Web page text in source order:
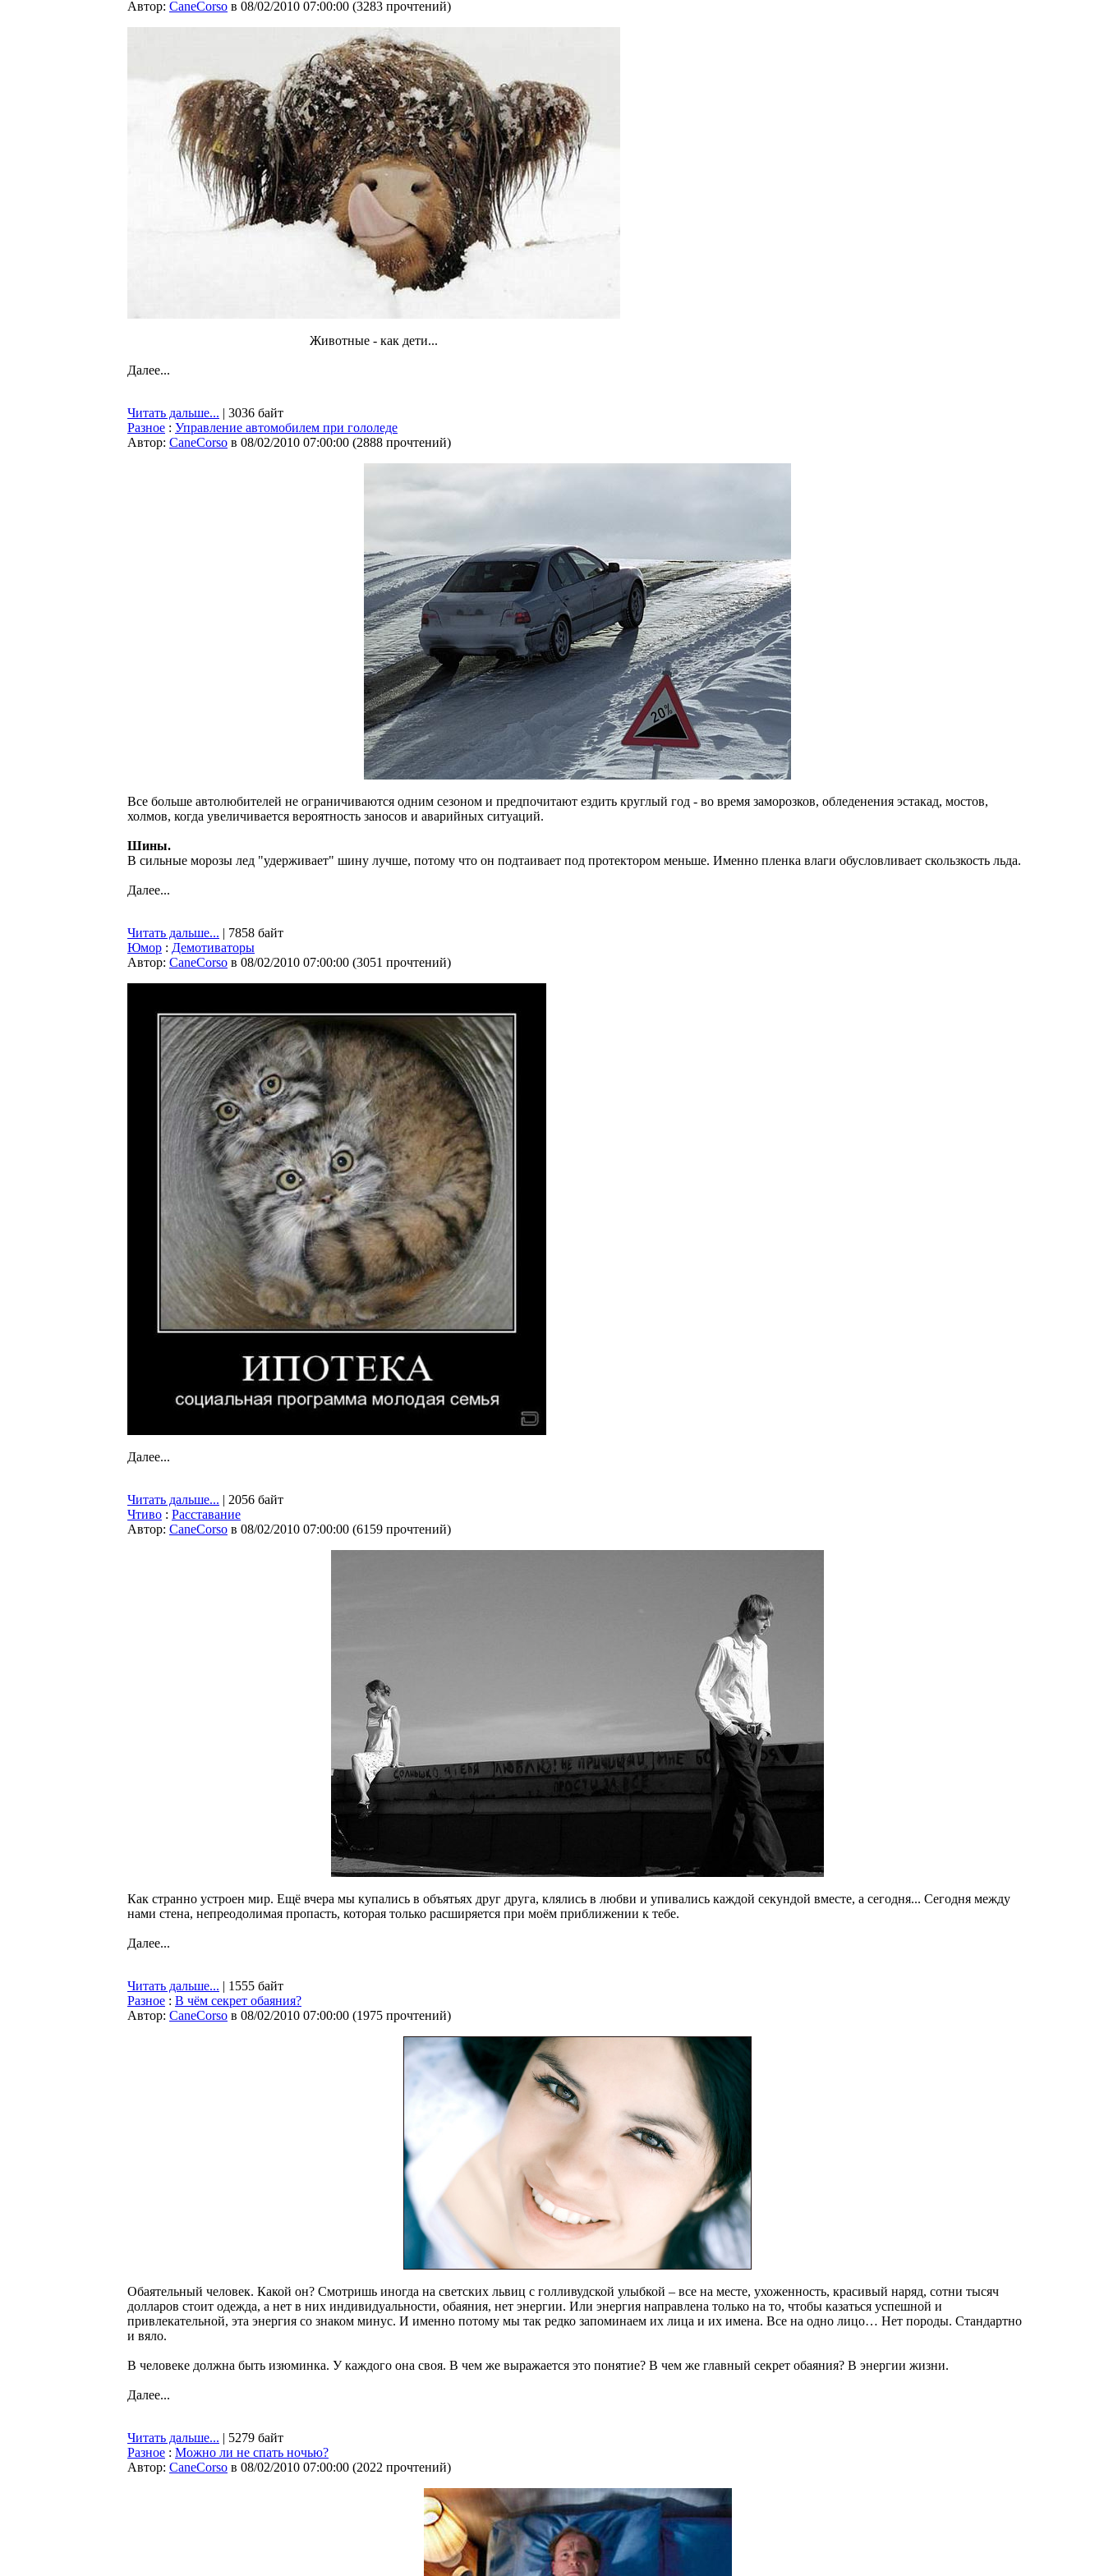
Автор: CaneCorso в 08/02/2010 07:00:00 (3283 прочтений)
Животные - как дети...
Далее...
Читать дальше... | 3036 байт
Разное : Управление автомобилем при гололеде
Автор: CaneCorso в 08/02/2010 07:00:00 (2888 прочтений)
Все больше автолюбителей не ограничиваются одним сезоном и предпочитают ездить круглый год - во время заморозков, обледенения эстакад, мостов,
холмов, когда увеличивается вероятность заносов и аварийных ситуаций.
Шины.
В сильные морозы лед "удерживает" шину лучше, потому что он подтаивает под протектором меньше. Именно пленка влаги обусловливает скользкость льда.
Далее...
Читать дальше... | 7858 байт
Юмор : Демотиваторы
Автор: CaneCorso в 08/02/2010 07:00:00 (3051 прочтений)
Далее...
Читать дальше... | 2056 байт
Чтиво : Расставание
Автор: CaneCorso в 08/02/2010 07:00:00 (6159 прочтений)
Как странно устроен мир. Ещё вчера мы купались в объятьях друг друга, клялись в любви и упивались каждой секундой вместе, а сегодня... Сегодня между
нами стена, непреодолимая пропасть, которая только расширяется при моём приближении к тебе.
Далее...
Читать дальше... | 1555 байт
Разное : В чём секрет обаяния?
Автор: CaneCorso в 08/02/2010 07:00:00 (1975 прочтений)
Обаятельный человек. Какой он? Смотришь иногда на светских львиц с голливудской улыбкой – все на месте, ухоженность, красивый наряд, сотни тысяч
долларов стоит одежда, а нет в них индивидуальности, обаяния, нет энергии. Или энергия направлена только на то, чтобы казаться успешной и
привлекательной, эта энергия со знаком минус. И именно потому мы так редко запоминаем их лица и их имена. Все на одно лицо… Нет породы. Стандартно
и вяло.
В человеке должна быть изюминка. У каждого она своя. В чем же выражается это понятие? В чем же главный секрет обаяния? В энергии жизни.
Далее...
Читать дальше... | 5279 байт
Разное : Можно ли не спать ночью?
Автор: CaneCorso в 08/02/2010 07:00:00 (2022 прочтений)